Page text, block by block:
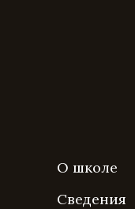
О школе
Сведения